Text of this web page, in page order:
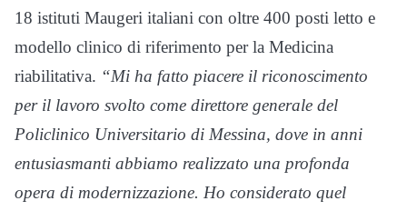
18 istituti Maugeri italiani con oltre 400 posti letto e
modello clinico di riferimento per la Medicina
riabilitativa. “Mi ha fatto piacere il riconoscimento
per il lavoro svolto come direttore generale del
Policlinico Universitario di Messina, dove in anni
entusiasmanti abbiamo realizzato una profonda
opera di modernizzazione. Ho considerato quel